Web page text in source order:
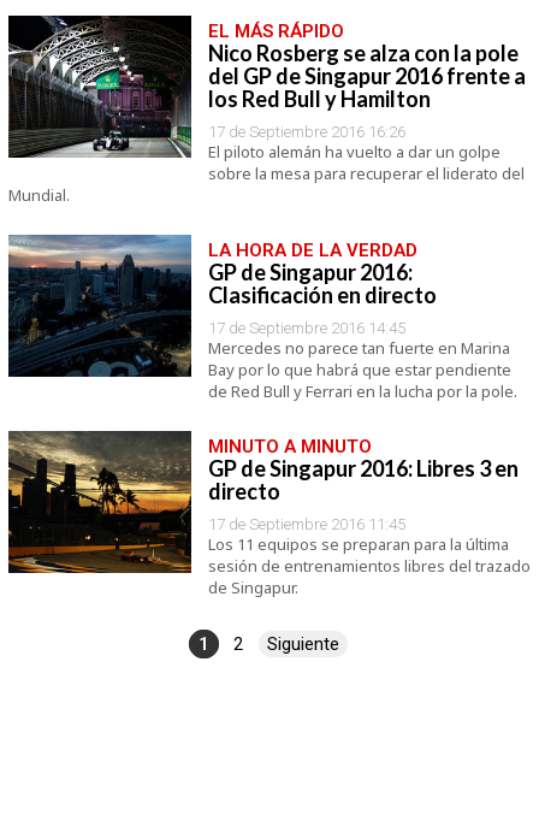
EL MÁS RÁPIDO
Nico Rosberg se alza con la pole
del GP de Singapur 2016 frente a
los Red Bull y Hamilton
17 de Septiembre 2016 16:26
El piloto alemán ha vuelto a dar un golpe
sobre la mesa para recuperar el liderato del
Mundial.
LA HORA DE LA VERDAD
GP de Singapur 2016:
Clasificación en directo
17 de Septiembre 2016 14:45
Mercedes no parece tan fuerte en Marina
Bay por lo que habrá que estar pendiente
de Red Bull y Ferrari en la lucha por la pole.
MINUTO A MINUTO
GP de Singapur 2016: Libres 3 en
directo
17 de Septiembre 2016 11:45
Los 11 equipos se preparan para la última
sesión de entrenamientos libres del trazado
de Singapur.
1 2 Siguiente